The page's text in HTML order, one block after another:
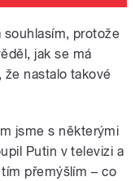
protože
jak se má
že nastalo takové
jsme s některými
Putin v televizi a
přemýšlím – co